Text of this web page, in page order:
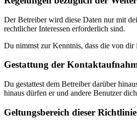
Der Betreiber wird diese Daten nur mit
rechtlicher Interessen erforderlich sind.
Du nimmst zur Kenntnis, dass die von
Gestattung der
Du gestattest dem Betreiber darüber
hinaus dürfen er und andere Benutzer
Geltungsbereich dieser Richtlinie